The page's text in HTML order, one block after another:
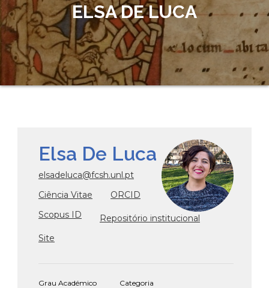
ELSA DE LUCA
Elsa De Luca
elsadeluca@fcsh.unl.pt
Ciência Vitae
ORCID
Scopus ID
Repositório institucional
Site
Grau Académico Categoria